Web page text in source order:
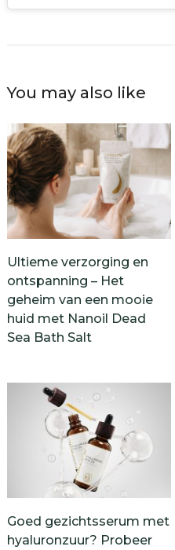
You may also like
Ultieme verzorging en
ontspanning – Het
geheim van een mooie
huid met Nanoil Dead
Sea Bath Salt
Goed gezichtsserum met
hyaluronzuur? Probeer